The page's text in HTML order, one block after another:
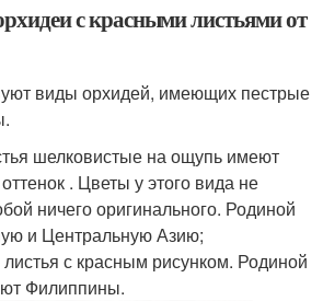
с красными листьями от
виды орхидей, имеющих пестрые
шелковистые на ощупь имеют
. Цветы у этого вида не
ничего оригинального. Родиной
и Центральную Азию;
с красным рисунком. Родиной
Филиппины.